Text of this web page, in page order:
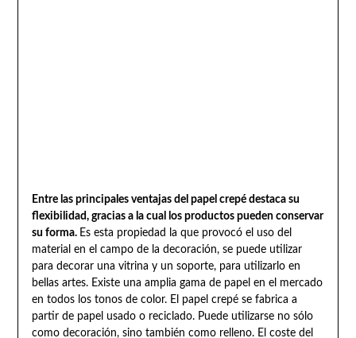
Entre las principales ventajas del papel crepé destaca su
flexibilidad, gracias a la cual los productos pueden conservar
su forma. Es esta propiedad la que provocó el uso del
material en el campo de la decoración, se puede utilizar
para decorar una vitrina y un soporte, para utilizarlo en
bellas artes. Existe una amplia gama de papel en el mercado
en todos los tonos de color. El papel crepé se fabrica a
partir de papel usado o reciclado. Puede utilizarse no sólo
como decoración, sino también como relleno. El coste del